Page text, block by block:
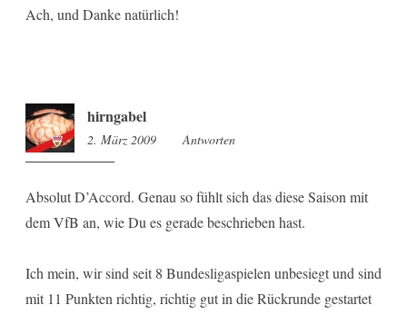
Ach, und Danke natürlich!
hirngabel
2. März 2009 16:14
Antworten
Absolut D’Accord. Genau so fühlt sich das diese Saison mit
dem VfB an, wie Du es gerade beschrieben hast.
Ich mein, wir sind seit 8 Bundesligaspielen unbesiegt und sind
mit 11 Punkten richtig, richtig gut in die Rückrunde gestartet